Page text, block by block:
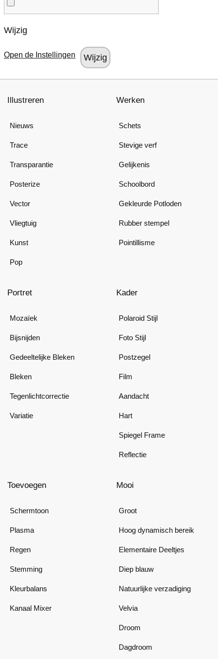
Wijzig
Open de Instellingen
Illustreren
Nieuws
Trace
Transparantie
Posterize
Vector
Vliegtuig
Kunst
Pop
Werken
Schets
Stevige verf
Gelijkenis
Schoolbord
Gekleurde Potloden
Rubber stempel
Pointillisme
Portret
Mozaïek
Bijsnijden
Gedeeltelijke Bleken
Bleken
Tegenlichtcorrectie
Variatie
Kader
Polaroid Stijl
Foto Stijl
Postzegel
Film
Aandacht
Hart
Spiegel Frame
Reflectie
Toevoegen
Schermtoon
Plasma
Regen
Stemming
Kleurbalans
Kanaal Mixer
Mooi
Groot
Hoog dynamisch bereik
Elementaire Deeltjes
Diep blauw
Natuurlijke verzadiging
Velvia
Droom
Dagdroom